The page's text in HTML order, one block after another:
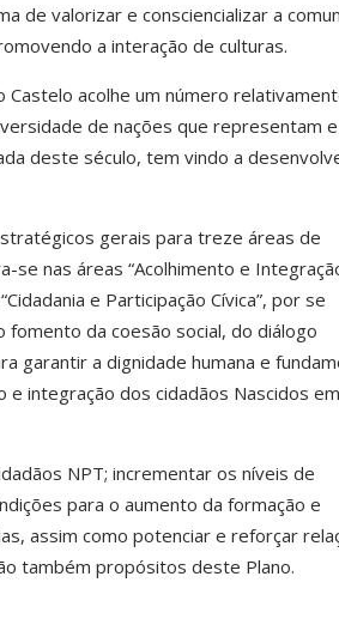
de valorizar e consciencializar a
a interação de culturas.
Castelo acolhe um número
de nações que representam e
deste século, tem vindo a
gerais para treze áreas de
nas áreas “Acolhimento e
e Participação Cívica”, por se
da coesão social, do diálogo
garantir a dignidade humana e
integração dos cidadãos Nascidos em
NPT; incrementar os níveis de
para o aumento da formação e
assim como potenciar e reforçar
também propósitos deste Plano.